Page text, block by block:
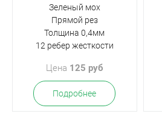
Зеленый мох
Прямой рез
Толщина 0,4мм
12 ребер жесткости
Цена 125 руб
Подробнее